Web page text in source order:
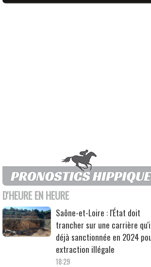
D'HEURE EN HEURE
Saône-et-Loire : l'État doit
trancher sur une carrière
déjà sanctionnée en 2024
extraction illégale
18:29